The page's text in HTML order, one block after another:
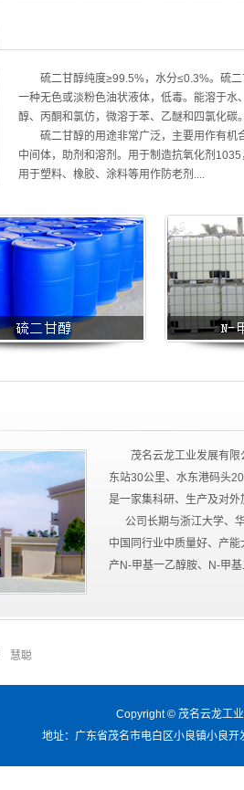
硫二甘醇纯度≥99.5%，水分≤0.3%。硫二
一种无色或淡粉色油状液体，低毒。能溶于水
醇、丙酮和氯仿，微溶于苯、乙醚和四氯化碳
硫二甘醇的用途非常广泛，主要用作有机
中间体，助剂和溶剂。用于制造抗氧化剂1035
用于塑料、橡胶、涂料等用作防老剂....
茂名云龙工业发展有
东站30公里、水东港码头
是一家集科研、生产及对
公司长期与浙江大学、
中国同行业中质量好、产
产N-甲基一乙醇胺、N-甲
慧聪
Copyright © 茂名云龙工
地址：广东省茂名市电白区小良镇小良